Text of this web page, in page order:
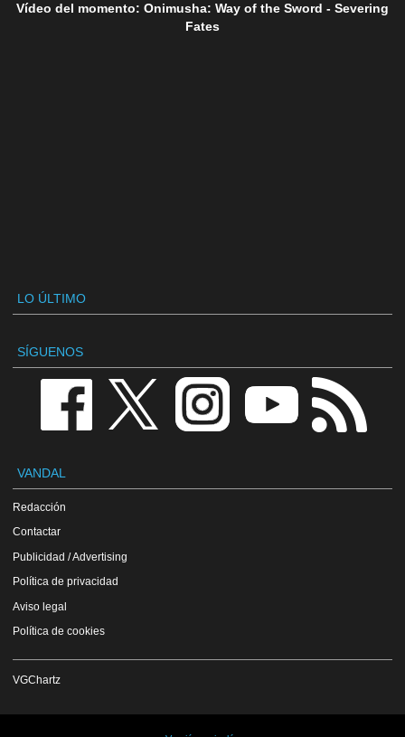
Vídeo del momento: Onimusha: Way of the Sword - Severing
Fates
LO ÚLTIMO
SÍGUENOS
VANDAL
Redacción
Contactar
Publicidad / Advertising
Política de privacidad
Aviso legal
Política de cookies
VGChartz